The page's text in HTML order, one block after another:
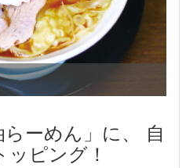
ーめん」に、 自
ピング！